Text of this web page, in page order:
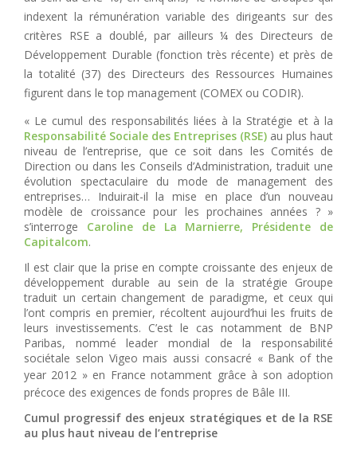
indexent la rémunération variable des dirigeants sur des
critères RSE a doublé, par ailleurs¼ des Directeurs de
Développement Durable (fonction très récente) etprès de
la totalité (37) des Directeurs des Ressources Humaines
figurent dans le top management (COMEX ou CODIR).
« Le cumul des responsabilités liées à la Stratégie et à la
Responsabilité Sociale des Entreprises (RSE) au plus haut
niveau de l’entreprise, que ce soit dans les Comités de
Direction ou dans les Conseils d’Administration, traduit une
évolution spectaculaire du mode de management des
entreprises… Induirait-il la mise en place d’un nouveau
modèle de croissance pour les prochaines années ? »
s’interroge Caroline de La Marnierre, Présidente de
Capitalcom.
Il est clair que la prise en compte croissante des enjeux de
développement durable au sein de la stratégie Groupe
traduit un certain changement de paradigme, et ceux qui
l’ont compris en premier, récoltent aujourd’hui les fruits de
leurs investissements. C’est le cas notamment de BNP
Paribas, nommé leader mondial de la responsabilité
sociétale selon Vigeo mais aussi consacré « Bank of the
year 2012 » en Francenotamment grâce à son adoption
précoce des exigences de fonds propres de Bâle III.
Cumul progressif des enjeux stratégiques et de la RSE
au plus haut niveau de l’entreprise